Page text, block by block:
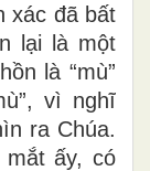
xác đã bất
lại là một
là “mù”
vì nghĩ
ra Chúa.
mắt ấy, có